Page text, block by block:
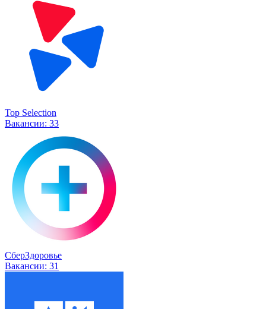
Top Selection
Вакансии: 33
СберЗдоровье
Вакансии: 31